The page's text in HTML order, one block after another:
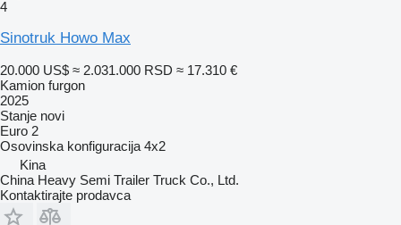
4
Sinotruk Howo Max
20.000 US$ ≈ 2.031.000 RSD ≈ 17.310 €
Kamion furgon
2025
Stanje novi
Euro 2
Osovinska konfiguracija 4x2
Kina
China Heavy Semi Trailer Truck Co., Ltd.
Kontaktirajte prodavca